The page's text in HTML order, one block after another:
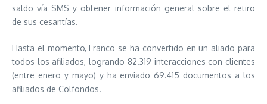
saldo vía SMS y obtener información general sobre el retiro
de sus cesantías.
Hasta el momento, Franco se ha convertido en un aliado para
todos los afiliados, logrando 82.319 interacciones con clientes
(entre enero y mayo) y ha enviado 69.415 documentos a los
afiliados de Colfondos.